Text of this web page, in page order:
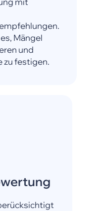
Mängel
und
zu festigen.